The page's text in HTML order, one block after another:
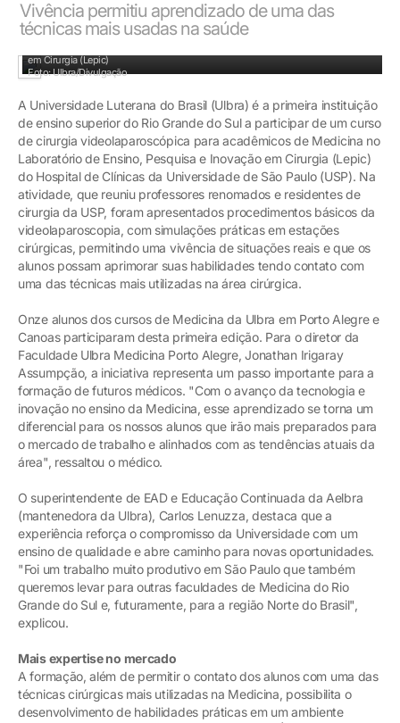
Vivência permitiu aprendizado de uma das
técnicas mais usadas na saúde
em Cirurgia (Lepic)
Foto: Ulbra/Divulgação
A Universidade Luterana do Brasil (Ulbra) é a primeira instituição
de ensino superior do Rio Grande do Sul a participar de um curso
de cirurgia videolaparoscópica para acadêmicos de Medicina no
Laboratório de Ensino, Pesquisa e Inovação em Cirurgia (Lepic)
do Hospital de Clínicas da Universidade de São Paulo (USP). Na
atividade, que reuniu professores renomados e residentes de
cirurgia da USP, foram apresentados procedimentos básicos da
videolaparoscopia, com simulações práticas em estações
cirúrgicas, permitindo uma vivência de situações reais e que os
alunos possam aprimorar suas habilidades tendo contato com
uma das técnicas mais utilizadas na área cirúrgica.
Onze alunos dos cursos de Medicina da Ulbra em Porto Alegre e
Canoas participaram desta primeira edição. Para o diretor da
Faculdade Ulbra Medicina Porto Alegre, Jonathan Irigaray
Assumpção, a iniciativa representa um passo importante para a
formação de futuros médicos. "Com o avanço da tecnologia e
inovação no ensino da Medicina, esse aprendizado se torna um
diferencial para os nossos alunos que irão mais preparados para
o mercado de trabalho e alinhados com as tendências atuais da
área", ressaltou o médico.
O superintendente de EAD e Educação Continuada da Aelbra
(mantenedora da Ulbra), Carlos Lenuzza, destaca que a
experiência reforça o compromisso da Universidade com um
ensino de qualidade e abre caminho para novas oportunidades.
"Foi um trabalho muito produtivo em São Paulo que também
queremos levar para outras faculdades de Medicina do Rio
Grande do Sul e, futuramente, para a região Norte do Brasil",
explicou.
Mais expertise no mercado
A formação, além de permitir o contato dos alunos com uma das
técnicas cirúrgicas mais utilizadas na Medicina, possibilita o
desenvolvimento de habilidades práticas em um ambiente